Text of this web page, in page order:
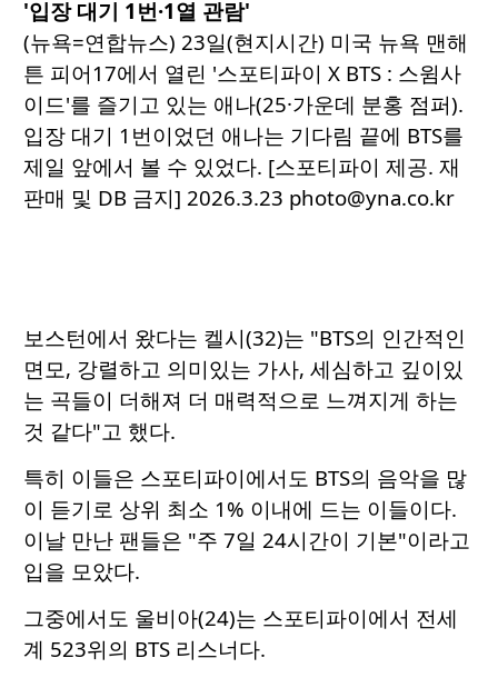
'입장 대기 1번·1열 관람'
(뉴욕=연합뉴스) 23일(현지시간) 미국 뉴욕 맨해
튼 피어17에서 열린 '스포티파이 X BTS : 스윔사
이드'를 즐기고 있는 애나(25·가운데 분홍 점퍼).
입장 대기 1번이었던 애나는 기다림 끝에 BTS를
제일 앞에서 볼 수 있었다. [스포티파이 제공. 재
판매 및 DB 금지] 2026.3.23 photo@yna.co.kr
보스턴에서 왔다는 켈시(32)는 "BTS의 인간적인
면모, 강렬하고 의미있는 가사, 세심하고 깊이있
는 곡들이 더해져 더 매력적으로 느껴지게 하는
것 같다"고 했다.
특히 이들은 스포티파이에서도 BTS의 음악을 많
이 듣기로 상위 최소 1% 이내에 드는 이들이다.
이날 만난 팬들은 "주 7일 24시간이 기본"이라고
입을 모았다.
그중에서도 울비아(24)는 스포티파이에서 전세
계 523위의 BTS 리스너다.